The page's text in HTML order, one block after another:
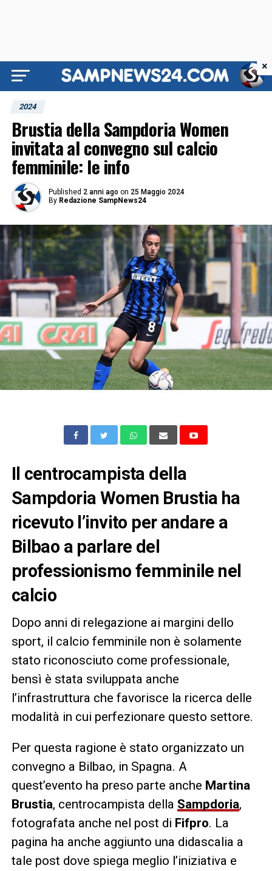
2024
Brustia della Sampdoria Women
invitata al convegno sul calcio
femminile: le info
Published 2 anni ago on 25 Maggio 2024
By Redazione SampNews24
Il centrocampista della
Sampdoria Women Brustia ha
ricevuto l’invito per andare a
Bilbao a parlare del
professionismo femminile nel
calcio
Dopo anni di relegazione ai margini dello
sport, il calcio femminile non è solamente
stato riconosciuto come professionale,
bensì è stata sviluppata anche
l’infrastruttura che favorisce la ricerca delle
modalità in cui perfezionare questo settore.
Per questa ragione è stato organizzato un
convegno a Bilbao, in Spagna. A
quest’evento ha preso parte anche Martina
Brustia, centrocampista della Sampdoria,
fotografata anche nel post di Fifpro. La
pagina ha anche aggiunto una didascalia a
tale post dove spiega meglio l’iniziativa e
×